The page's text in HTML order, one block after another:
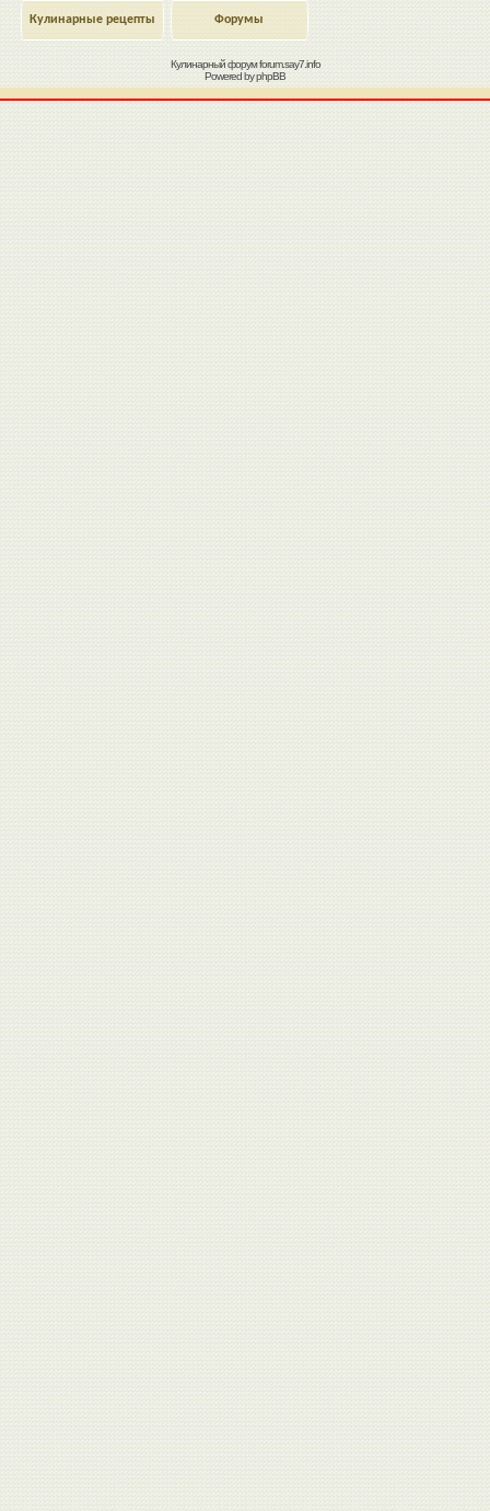
Кулинарные рецепты Форумы
Кулинарный форумforum.say7.info
Powered byphpBB